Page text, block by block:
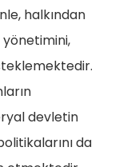
halkından
yönetimini,
devletin
da